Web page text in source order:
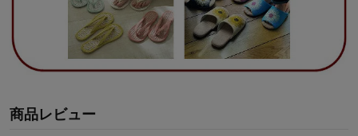
商品レビュー